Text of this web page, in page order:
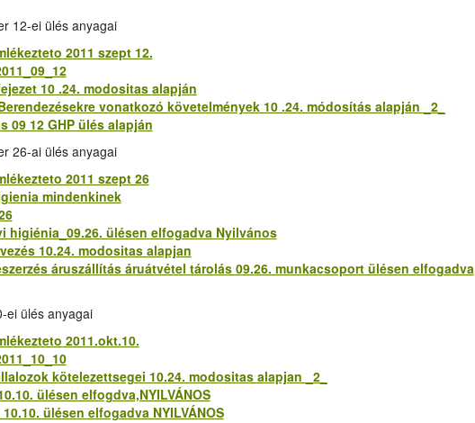
12-ei ülés anyagai
2011 szept 12.
10 .24. modositas alapján
vonatkozó követelmények 10 .24. módosítás alapján _2_
09 12 GHP ülés alapján
26-ai ülés anyagai
2011 szept 26
mindenkinek
higiénia_09.26. ülésen elfogadva Nyilvános
10.24. modositas alapjan
áruszállítás áruátvétel tárolás 09.26. munkacsoport ülésen elfogadva
ei ülés anyagai
2011.okt.10.
kötelezettsegei 10.24. modositas alapjan _2_
ülésen elfogdva,NYILVÁNOS
ülésen elfogadva NYILVÁNOS